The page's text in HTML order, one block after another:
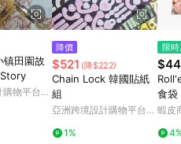
符，以銷售網頁標示為準。
樂天回饋規定，逾期訂單將
市場保有更改條款與法律
站公告為準。
镇田園故
購物平台
降價
$521 (降$222)
Chain Lock 韓國貼紙
組
亞洲跨境設計購物平台
1%
限
食袋
(4色)
蝦皮